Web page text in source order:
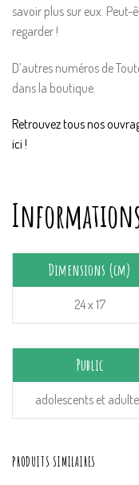
savoir plus sur eux.
regarder !
D’autres numéros de
dans la boutique.
Retrouvez tous nos
ici !
Dimensions (cm)
24 x 17
Public
adolescents et
PRODUITS SIMILAIRES